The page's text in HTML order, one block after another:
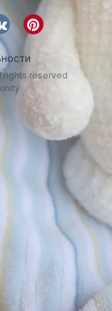
rights reserved